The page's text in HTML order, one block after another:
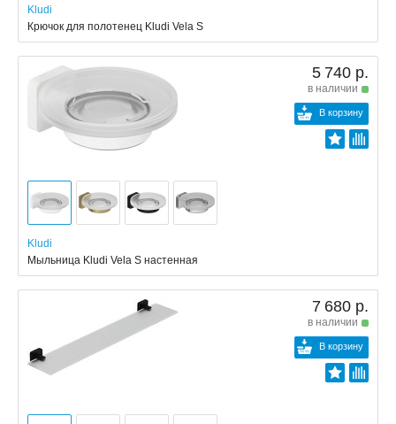
Kludi
Крючок для полотенец Kludi Vela S
5 740 р.
в наличии
В корзину
Kludi
Мыльница Kludi Vela S настенная
7 680 р.
в наличии
В корзину